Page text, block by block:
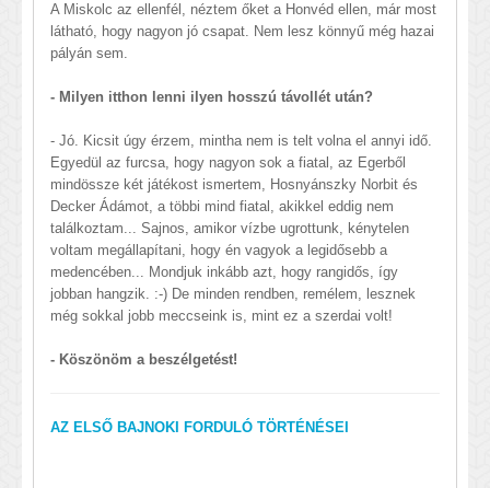
A Miskolc az ellenfél, néztem őket a Honvéd ellen, már most
látható, hogy nagyon jó csapat. Nem lesz könnyű még hazai
pályán sem.
- Milyen itthon lenni ilyen hosszú távollét után?
- Jó. Kicsit úgy érzem, mintha nem is telt volna el annyi idő.
Egyedül az furcsa, hogy nagyon sok a fiatal, az Egerből
mindössze két játékost ismertem, Hosnyánszky Norbit és
Decker Ádámot, a többi mind fiatal, akikkel eddig nem
találkoztam... Sajnos, amikor vízbe ugrottunk, kénytelen
voltam megállapítani, hogy én vagyok a legidősebb a
medencében... Mondjuk inkább azt, hogy rangidős, így
jobban hangzik. :-) De minden rendben, remélem, lesznek
még sokkal jobb meccseink is, mint ez a szerdai volt!
- Köszönöm a beszélgetést!
AZ ELSŐ BAJNOKI FORDULÓ TÖRTÉNÉSEI